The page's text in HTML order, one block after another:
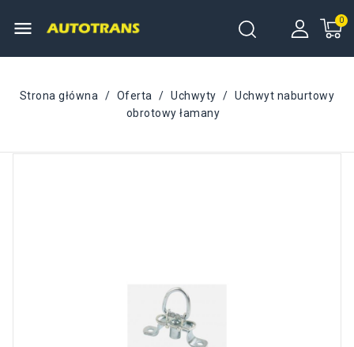
menu
Strona główna Oferta Uchwyty
Uchwyt naburtowy
obrotowy łamany